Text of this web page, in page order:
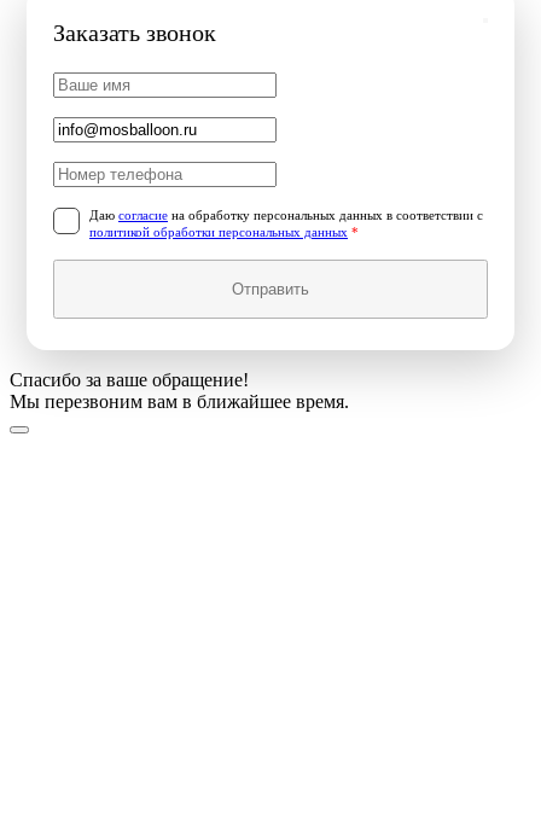
Заказать звонок
Даю согласие на обработку персональных данных в соответствии с
политикой обработки персональных данных *
Отправить
Спасибо за ваше обращение!
Мы перезвоним вам в ближайшее время.